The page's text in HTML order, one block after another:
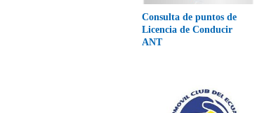
Consulta de puntos de
Licencia de Conducir
ANT